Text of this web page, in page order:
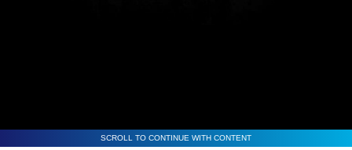
SCROLL TO CONTINUE WITH CONTENT